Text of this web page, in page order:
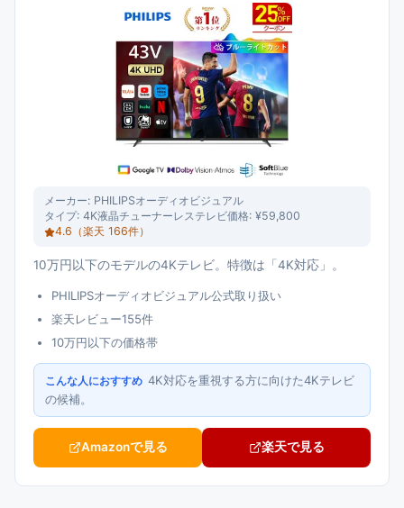
メーカー: PHILIPSオーディオビジュアル
タイプ: 4K液晶チューナーレステレビ価格: ¥59,800
4.6 （楽天 166件）
10万円以下のモデルの4Kテレビ。特徴は「4K対応」。
PHILIPSオーディオビジュアル公式取り扱い
楽天レビュー155件
10万円以下の価格帯
こんな人におすすめ 4K対応を重視する方に向けた4Kテレビ
の候補。
Amazonで見る 楽天で見る